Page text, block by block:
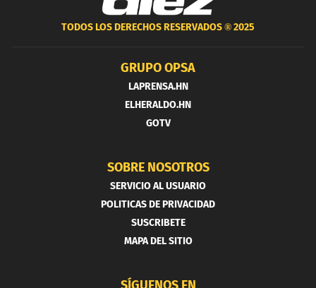
TODOS LOS DERECHOS RESERVADOS ®2025
GRUPO OPSA
LAPRENSA.HN
ELHERALDO.HN
GOTV
SOBRE NOSOTROS
SERVICIO AL USUARIO
POLITICAS DE PRIVACIDAD
SUSCRIBETE
MAPA DEL SITIO
SÍGUENOS EN